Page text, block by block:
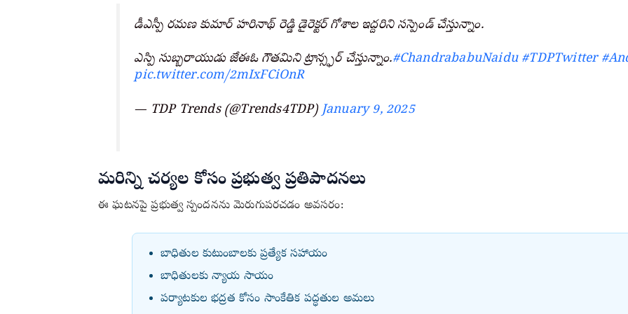
డీఎస్పీ రమణ కుమార్ హరినాథ్ రెడ్డి డైరెక్టర్ గోశాల ఇద్దరిని సస్పెండ్ చేస్తున్నాం.
ఎస్పి సుబ్బరాయుడు జేఈఓ గౌతమిని ట్రాన్స్ఫర్ చేస్తున్నాం.#ChandrababuNaidu #TDPTwitter
pic.twitter.com/2mIxFCiOnR
— TDP Trends (@Trends4TDP)January 9, 2025
మరిన్ని చర్యల కోసం ప్రభుత్వ ప్రతిపాదనలు
ఈ ఘటనపై ప్రభుత్వ స్పందనను మెరుగుపరచడం అవసరం:
బాధితుల కుటుంబాలకు ప్రత్యేక సహాయం
బాధితులకు న్యాయ సాయం
పర్యాటకుల భద్రత కోసం సాంకేతిక పద్ధతుల అమలు